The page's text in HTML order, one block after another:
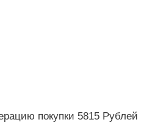
покупки 5815 Рублей